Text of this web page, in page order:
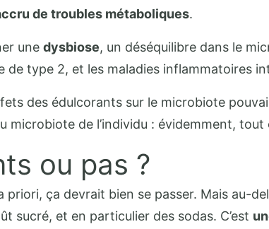
de troubles métaboliques.
une dysbiose, un déséquilibre dans le
de type 2, et les maladies inflammatoires
des édulcorants sur le microbiote
microbiote de l’individu : évidemment, tout
ou pas ?
priori, ça devrait bien se passer. Mais au-
sucré, et en particulier des sodas. C’est